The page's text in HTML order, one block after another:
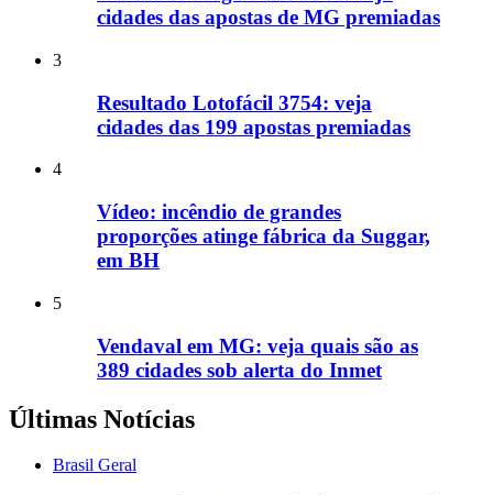
cidades das apostas de MG premiadas
3
Resultado Lotofácil 3754: veja
cidades das 199 apostas premiadas
4
Vídeo: incêndio de grandes
proporções atinge fábrica da Suggar,
em BH
5
Vendaval em MG: veja quais são as
389 cidades sob alerta do Inmet
Últimas Notícias
Brasil Geral